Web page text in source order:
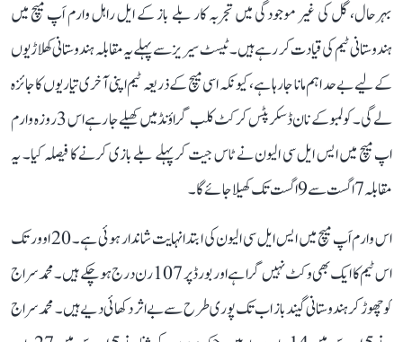
بہرحال، گل کی غیر موجودگی میں تجربہ کار بلے باز کے ایل راہل وارم اَپ میچ میں
ہندوستانی ٹیم کی قیادت کر رہے ہیں۔ ٹیسٹ سیریز سے پہلے یہ مقابلہ ہندوستانی کھلاڑیوں
کے لیے بے حد اہم مانا جا رہا ہے، کیونکہ اسی میچ کے ذریعہ ٹیم اپنی آخری تیاریوں کا جائزہ
لے گی۔ کولمبو کے نان ڈسکرپٹس کرکٹ کلب گراؤنڈ میں کھیلے جا رہے اس 3 روزہ وارم
اپ میچ میں ایس ایل سی الیون نے ٹاس جیت کر پہلے بلے بازی کرنے کا فیصلہ کیا۔ یہ
مقابلہ 7 اگست سے 9 اگست تک کھیلا جائے گا۔
اس وارم اَپ میچ میں ایس ایل سی الیون کی ابتدا نہایت شاندار ہوئی ہے۔ 20 اوور تک
اس ٹیم کا ایک بھی وکٹ نہیں گرا ہے اور بورڈ پر 107 رن درج ہو چکے ہیں۔ محمد سراج
کو چھوڑ کر ہندوستانی گیندباز اب تک پوری طرح سے بے اثر دکھائی دیے ہیں۔ محمد سراج